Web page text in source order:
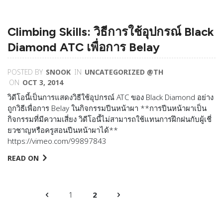
Climbing Skills: วิธีการใช้อุปกรณ์ Black
Diamond ATC เพื่อการ Belay
POSTED BY SNOOK IN UNCATEGORIZED @TH
ON OCT 3, 2014
วิดีโอนี้เป็นการแสดงวิธีใช้อุปกรณ์ ATC ของ Black Diamond อย่าง
ถูกวิธีเพื่อการ Belay ในกิจกรรมปีนหน้าผา **การปีนหน้าผาเป็น
กิจกรรมที่มีความเสี่ยง วิดีโอนี้ไม่สามารถใช้แทนการฝึกฝนกับผู้เช­ี่
ยวชาญหรือครูสอนปีนหน้าผาได้**
https://vimeo.com/99897843
READ ON
1 2